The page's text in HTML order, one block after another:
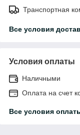
Транспортная
Все условия
Условия оплаты
Наличными
Оплата на счет
Все условия